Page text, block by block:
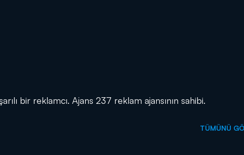
bir reklamcı. Ajans 237 reklam ajansının sahibi.
TÜMÜNÜ